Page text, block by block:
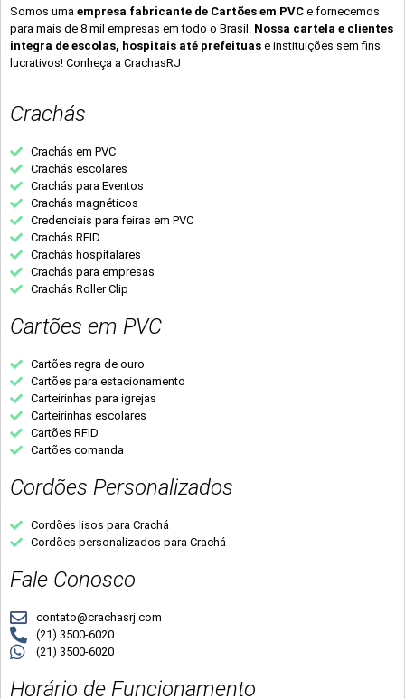
Somos uma empresa fabricante de Cartões em PVC e fornecemos
para mais de 8 mil empresas em todo o Brasil. Nossa cartela e clientes
integra de escolas, hospitais até prefeituas e instituições sem fins
lucrativos! Conheça a CrachasRJ
Crachás
Crachás em PVC
Crachás escolares
Crachás para Eventos
Crachás magnéticos
Credenciais para feiras em PVC
Crachás RFID
Crachás hospitalares
Crachás para empresas
Crachás Roller Clip
Cartões em PVC
Cartões regra de ouro
Cartões para estacionamento
Carteirinhas para igrejas
Carteirinhas escolares
Cartões RFID
Cartões comanda
Cordões Personalizados
Cordões lisos para Crachá
Cordões personalizados para Crachá
Fale Conosco
contato@crachasrj.com
(21) 3500-6020
(21) 3500-6020
Horário de Funcionamento